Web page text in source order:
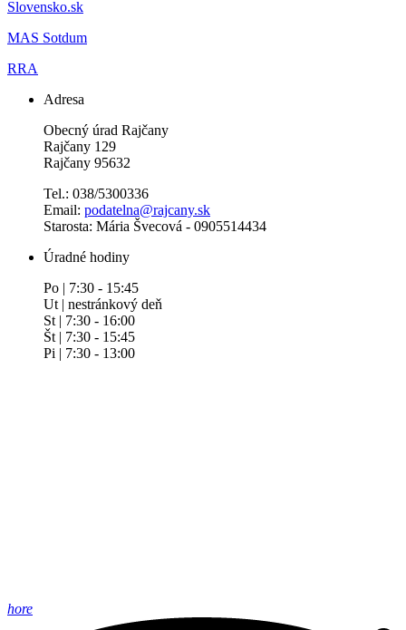
Slovensko.sk
MAS Sotdum
RRA
Adresa
Obecný úrad Rajčany
Rajčany 129
Rajčany 95632
Tel.: 038/5300336
Email: podatelna@rajcany.sk
Starosta: Mária Švecová - 0905514434
Úradné hodiny
Po | 7:30 - 15:45
Ut | nestránkový deň
St | 7:30 - 16:00
Št | 7:30 - 15:45
Pi | 7:30 - 13:00
hore